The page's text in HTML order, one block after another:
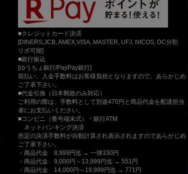
■クレジットカード決済
[DINERS,JCB, AMEX,VISA, MASTER, UFJ, NICOS, DC分割
リボ可能]
■銀行振込
[ゆうちょ銀行/PayPay銀行]
前払い、入金手数料はお客様負担となりますので、あらかじめ
ご了承下さい。
■代金引換（日本郵政のみ対応）
ご利用の際は、手数料として別途470円と商品代金を配達担当
者にお支払いください。
■コンビニ（番号端末式）・銀行ATM
ネットバンキング決済
所定の決済手数料が自動計算され表示されますのであらかじめ
ご了承下さい。
・商品代金 8,999円迄 → 一律330円
・商品代金 9,000円～13,999円迄 → 551円
・商品代金 14,000円～19,999円迄 → 771円